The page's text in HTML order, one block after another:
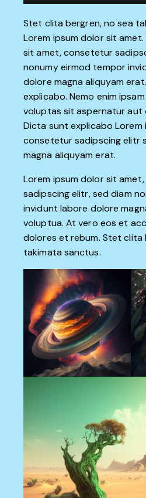
Stet clita bergren, no sea
Lorem ipsum dolor sit
sit amet, consetetur
nonumy eirmod tempor
dolore magna aliquyam
explicabo. Nemo enim
voluptas sit aspernatur aut
Dicta sunt explicabo
consetetur sadipscing elitr
magna aliquyam erat.
Lorem ipsum dolor sit
sadipscing elitr, sed diam
invidunt labore dolore
voluptua. At vero eos et
dolores et rebum. Stet clita
takimata sanctus.